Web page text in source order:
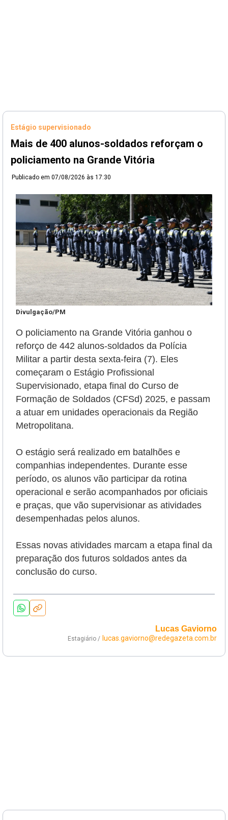
Estágio supervisionado
Mais de 400 alunos-soldados reforçam o
policiamento na Grande Vitória
Publicado em 07/08/2026 às 17:30
Divulgação/PM
O policiamento na Grande Vitória ganhou o
reforço de 442 alunos-soldados da Polícia
Militar a partir desta sexta-feira (7). Eles
começaram o Estágio Profissional
Supervisionado, etapa final do Curso de
Formação de Soldados (CFSd) 2025, e passam
a atuar em unidades operacionais da Região
Metropolitana.
O estágio será realizado em batalhões e
companhias independentes. Durante esse
período, os alunos vão participar da rotina
operacional e serão acompanhados por oficiais
e praças, que vão supervisionar as atividades
desempenhadas pelos alunos.
Essas novas atividades marcam a etapa final da
preparação dos futuros soldados antes da
conclusão do curso.
Lucas Gaviorno
Estagiário / lucas.gaviorno@redegazeta.com.br